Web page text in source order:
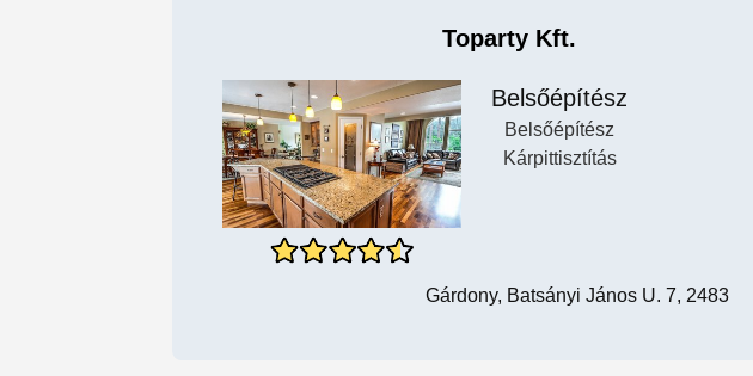
Toparty Kft.
Belsőépítész
Belsőépítész
Kárpittisztítás
Gárdony, Batsányi János U. 7, 2483